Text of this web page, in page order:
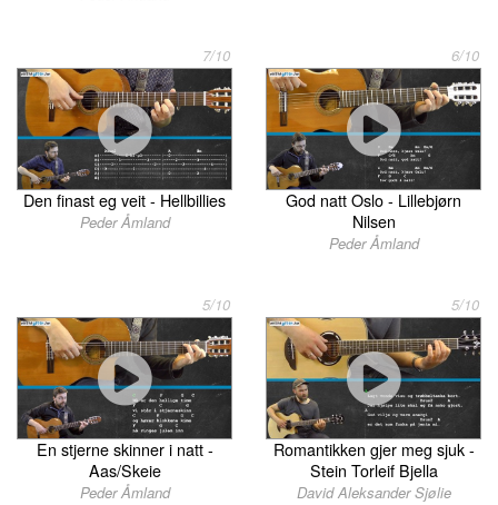
7/10
Den finast eg veit - Hellbillies
Peder Åmland
6/10
God natt Oslo - Lillebjørn
Nilsen
Peder Åmland
5/10
En stjerne skinner i natt -
Aas/Skeie
Peder Åmland
5/10
Romantikken gjer meg sjuk -
Stein Torleif Bjella
David Aleksander Sjølie